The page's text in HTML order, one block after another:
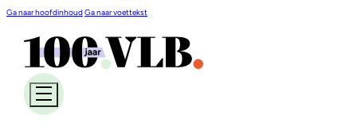
Ga naar hoofdinhoudGa naar voettekst